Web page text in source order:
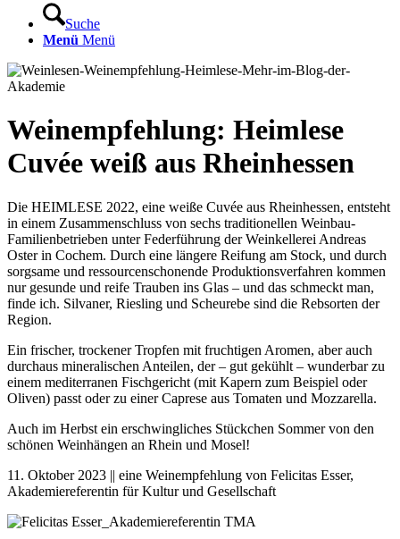
Suche
Menü Menü
Weinempfehlung: Heimlese
Cuvée weiß aus Rheinhessen
Die HEIMLESE 2022, eine weiße Cuvée aus Rheinhessen, entsteht
in einem Zusammenschluss von sechs traditionellen Weinbau-
Familienbetrieben unter Federführung der Weinkellerei Andreas
Oster in Cochem. Durch eine längere Reifung am Stock, und durch
sorgsame und ressourcenschonende Produktionsverfahren kommen
nur gesunde und reife Trauben ins Glas – und das schmeckt man,
finde ich. Silvaner, Riesling und Scheurebe sind die Rebsorten der
Region.
Ein frischer, trockener Tropfen mit fruchtigen Aromen, aber auch
durchaus mineralischen Anteilen, der – gut gekühlt – wunderbar zu
einem mediterranen Fischgericht (mit Kapern zum Beispiel oder
Oliven) passt oder zu einer Caprese aus Tomaten und Mozzarella.
Auch im Herbst ein erschwingliches Stückchen Sommer von den
schönen Weinhängen an Rhein und Mosel!
11. Oktober 2023 || eine Weinempfehlung von Felicitas Esser,
Akademiereferentin für Kultur und Gesellschaft